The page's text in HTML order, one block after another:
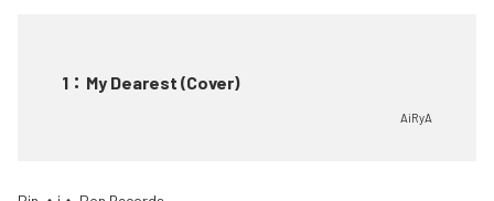
1 ： My Dearest (Cover)
AiRyA